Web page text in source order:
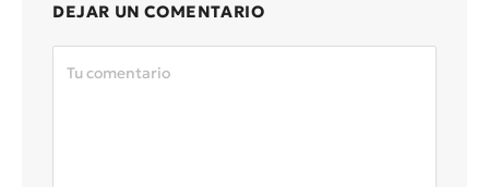
DEJAR UN COMENTARIO